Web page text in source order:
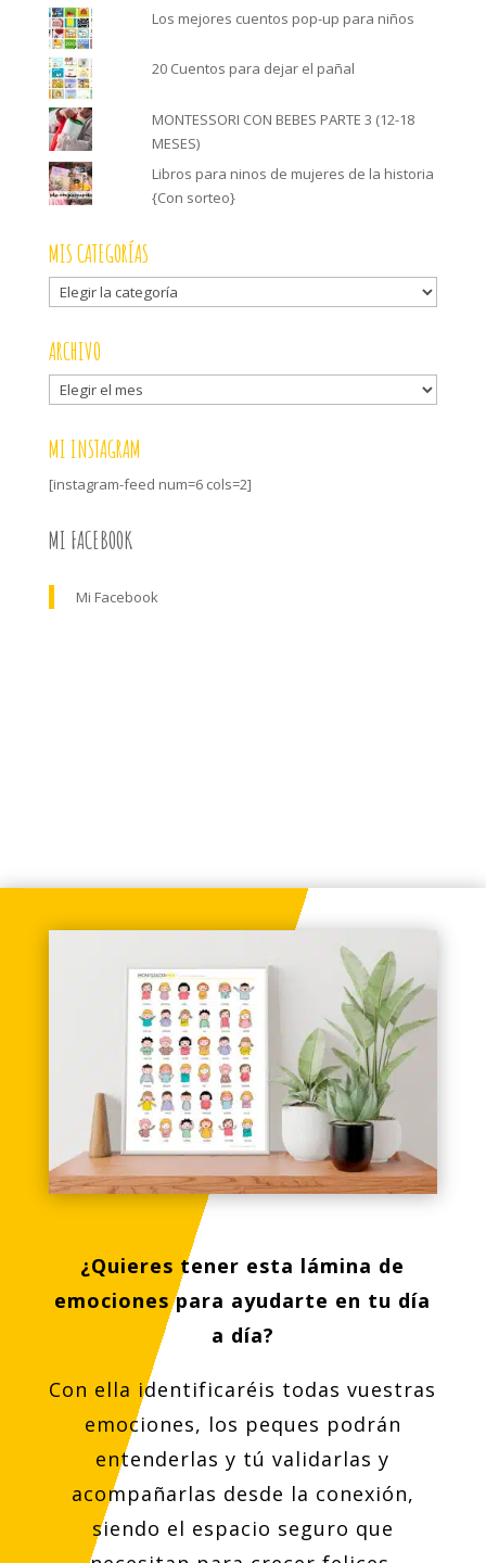
Los mejores cuentos pop-up para niños
20 Cuentos para dejar el pañal
MONTESSORI CON BEBES PARTE 3 (12-18
MESES)
Libros para ninos de mujeres de la historia
{Con sorteo}
MIS CATEGORÍAS
Mis
categorías
ARCHIVO
Archivo
MI INSTAGRAM
[instagram-feed num=6 cols=2]
MI FACEBOOK
Mi Facebook
¿Quieres tener esta lámina de
emociones para ayudarte en tu día
a día?
Con ella identificaréis todas vuestras
emociones, los peques podrán
entenderlas y tú validarlas y
acompañarlas desde la conexión,
siendo el espacio seguro que